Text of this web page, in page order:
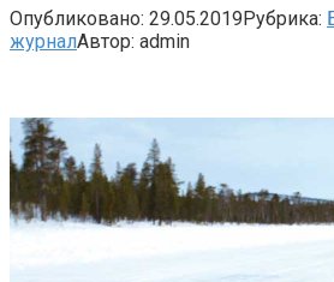
Опубликовано: 29.05.2019Рубрика:
журналАвтор: admin